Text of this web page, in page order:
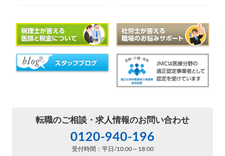
転職のご相談・ 求人情報のお問い合わせ
0120-940-196
受付時間：平日/10:00～18:00